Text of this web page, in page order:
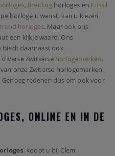
, Breitlinghorloges en Fossil
horloge u wenst, kan u kiezen
trend horloges. Maar ook ons
een kijkje waard. Ons
biedt daarnaast ook
diverse Zwitserse horlogemerken.
onze Zwiterse horlogemerken
redenen dus om ook voor
ONLINE EN IN DE
, koopt u bij Clem